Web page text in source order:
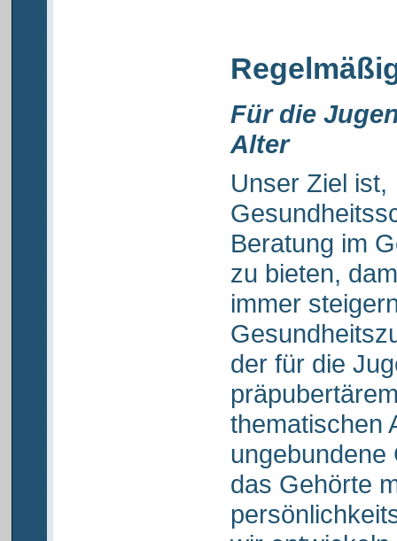
Für die
Alter
Unser Ziel ist,
Beratung im
zu bieten,
immer
der für die
thematischen
ungebundene
das Gehörte